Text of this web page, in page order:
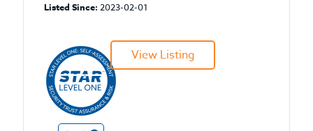
Listed Since: 2023-02-01
View Listing